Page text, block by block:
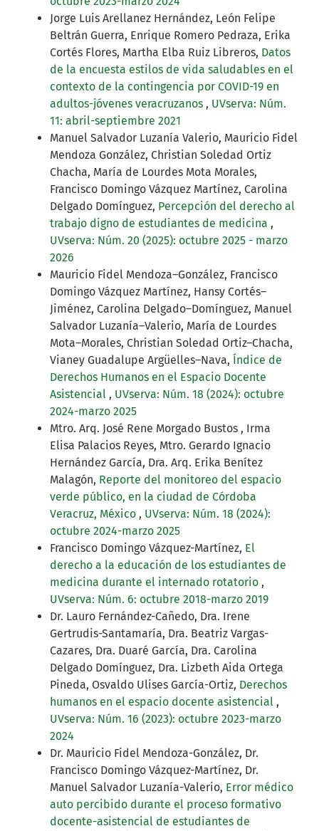
Jorge Luis Arellanez Hernández, León Felipe
Beltrán Guerra, Enrique Romero Pedraza, Erika
Cortés Flores, Martha Elba Ruiz Libreros, Datos
de la encuesta estilos de vida saludables en el
contexto de la contingencia por COVID-19 en
adultos-jóvenes veracruzanos , UVserva: Núm.
11: abril-septiembre 2021
Manuel Salvador Luzanía Valerio, Mauricio Fidel
Mendoza González, Christian Soledad Ortiz
Chacha, María de Lourdes Mota Morales,
Francisco Domingo Vázquez Martínez, Carolina
Delgado Domínguez, Percepción del derecho al
trabajo digno de estudiantes de medicina ,
UVserva: Núm. 20 (2025): octubre 2025 - marzo
2026
Mauricio Fidel Mendoza–González, Francisco
Domingo Vázquez Martínez, Hansy Cortés–
Jiménez, Carolina Delgado–Domínguez, Manuel
Salvador Luzanía–Valerio, María de Lourdes
Mota–Morales, Christian Soledad Ortiz–Chacha,
Vianey Guadalupe Argüelles–Nava, Índice de
Derechos Humanos en el Espacio Docente
Asistencial , UVserva: Núm. 18 (2024): octubre
2024-marzo 2025
Mtro. Arq. José Rene Morgado Bustos , Irma
Elisa Palacios Reyes, Mtro. Gerardo Ignacio
Hernández García, Dra. Arq. Erika Benítez
Malagón, Reporte del monitoreo del espacio
verde público, en la ciudad de Córdoba
Veracruz, México , UVserva: Núm. 18 (2024):
octubre 2024-marzo 2025
Francisco Domingo Vázquez-Martínez, El
derecho a la educación de los estudiantes de
medicina durante el internado rotatorio ,
UVserva: Núm. 6: octubre 2018-marzo 2019
Dr. Lauro Fernández-Cañedo, Dra. Irene
Gertrudis-Santamaría, Dra. Beatriz Vargas-
Cazares, Dra. Duaré García, Dra. Carolina
Delgado Domínguez, Dra. Lizbeth Aida Ortega
Pineda, Osvaldo Ulises García-Ortiz, Derechos
humanos en el espacio docente asistencial ,
UVserva: Núm. 16 (2023): octubre 2023-marzo
2024
Dr. Mauricio Fidel Mendoza-González, Dr.
Francisco Domingo Vázquez-Martínez, Dr.
Manuel Salvador Luzanía-Valerio, Error médico
auto percibido durante el proceso formativo
docente-asistencial de estudiantes de